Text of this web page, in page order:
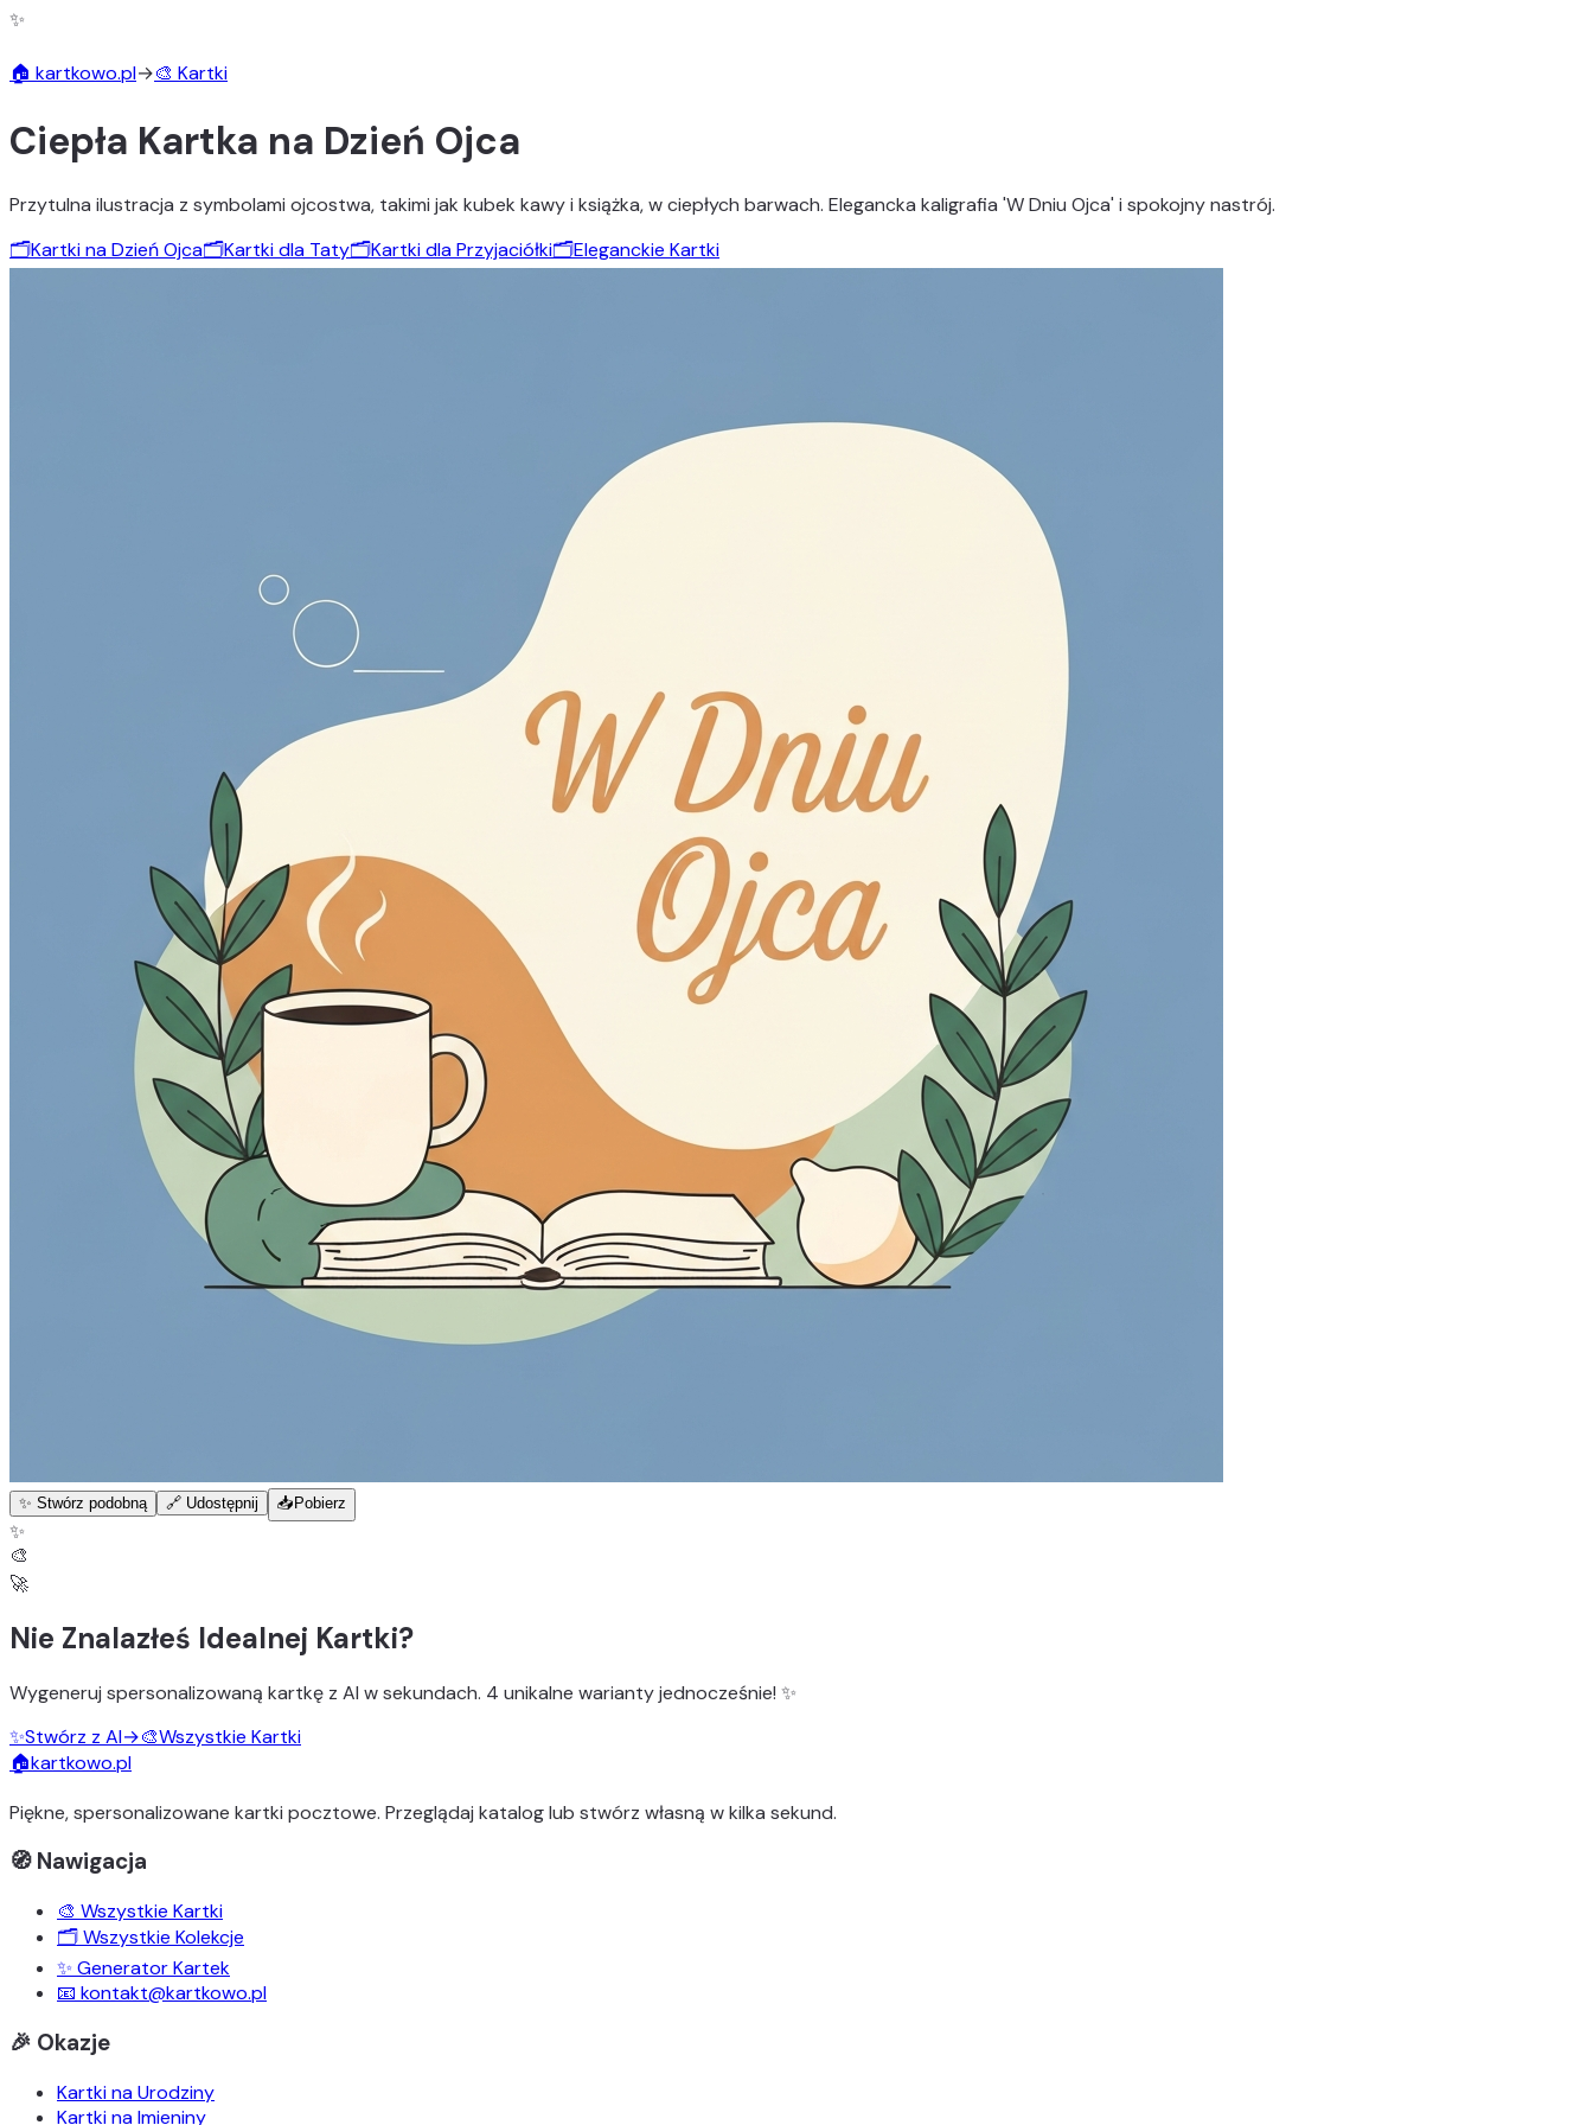
✨
🏠 kartkowo.pl→🎨 Kartki
Ciepła Kartka na Dzień Ojca
Przytulna ilustracja z symbolami ojcostwa, takimi jak kubek kawy i książka, w ciepłych barwach. Elegancka kaligrafia 'W Dniu Ojca' i spokojny nastrój.
🗂️Kartki na Dzień Ojca🗂️Kartki dla Taty🗂️Kartki dla Przyjaciółki🗂️Eleganckie Kartki
✨ Stwórz podobną 🔗 Udostępnij 📥 Pobierz
✨
🎨
🚀
Nie Znalazłeś Idealnej Kartki?
Wygeneruj spersonalizowaną kartkę z AI w sekundach. 4 unikalne wariantyjednocześnie! ✨
✨Stwórz z AI→🎨Wszystkie Kartki
🏠kartkowo.pl
Piękne, spersonalizowane kartki pocztowe. Przeglądaj katalog lub stwórz własną w kilka sekund.
🧭 Nawigacja
🎨 Wszystkie Kartki
🗂️ Wszystkie Kolekcje
✨ Generator Kartek
📧 kontakt@kartkowo.pl
🎉 Okazje
Kartki na Urodziny
Kartki na Imieniny